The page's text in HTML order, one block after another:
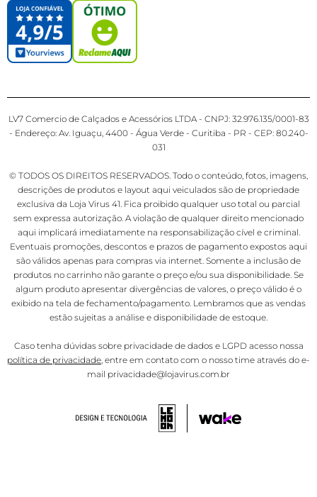
LV7 Comercio de Calçados e Acessórios LTDA - CNPJ: 32.976.135/0001-83
- Endereço: Av. Iguaçu, 4400 - Água Verde - Curitiba - PR - CEP: 80.240-
031
© TODOS OS DIREITOS RESERVADOS. Todo o conteúdo, fotos, imagens,
descrições de produtos e layout aqui veiculados são de propriedade
exclusiva da Loja Virus 41. Fica proibido qualquer uso total ou parcial
sem expressa autorização. A violação de qualquer direito mencionado
aqui implicará imediatamente na responsabilização cível e criminal.
Eventuais promoções, descontos e prazos de pagamento expostos aqui
são válidos apenas para compras via internet. Somente a inclusão de
produtos no carrinho não garante o preço e/ou sua disponibilidade. Se
algum produto apresentar divergências de valores, o preço válido é o
exibido na tela de fechamento/pagamento. Lembramos que as vendas
estão sujeitas a análise e disponibilidade de estoque.
Caso tenha dúvidas sobre privacidade de dados e LGPD acesso nossa
política de privacidade, entre em contato com o nosso time através do e-
mail privacidade@lojavirus.com.br